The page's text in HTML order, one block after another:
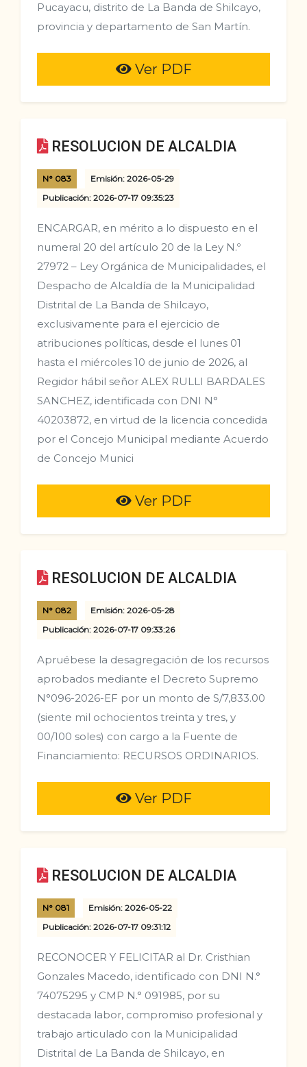
Pucayacu, distrito de La Banda de Shilcayo,
provincia y departamento de San Martín.
Ver PDF
RESOLUCION DE ALCALDIA
N° 083
Emisión: 2026-05-29
Publicación: 2026-07-17 09:35:23
ENCARGAR, en mérito a lo dispuesto en el
numeral 20 del artículo 20 de la Ley N.º
27972 – Ley Orgánica de Municipalidades, el
Despacho de Alcaldía de la Municipalidad
Distrital de La Banda de Shilcayo,
exclusivamente para el ejercicio de
atribuciones políticas, desde el lunes 01
hasta el miércoles 10 de junio de 2026, al
Regidor hábil señor ALEX RULLI BARDALES
SANCHEZ, identificada con DNI N°
40203872, en virtud de la licencia concedida
por el Concejo Municipal mediante Acuerdo
de Concejo Munici
Ver PDF
RESOLUCION DE ALCALDIA
N° 082
Emisión: 2026-05-28
Publicación: 2026-07-17 09:33:26
Apruébese la desagregación de los recursos
aprobados mediante el Decreto Supremo
N°096-2026-EF por un monto de S/7,833.00
(siente mil ochocientos treinta y tres, y
00/100 soles) con cargo a la Fuente de
Financiamiento: RECURSOS ORDINARIOS.
Ver PDF
RESOLUCION DE ALCALDIA
N° 081
Emisión: 2026-05-22
Publicación: 2026-07-17 09:31:12
RECONOCER Y FELICITAR al Dr. Cristhian
Gonzales Macedo, identificado con DNI N.°
74075295 y CMP N.° 091985, por su
destacada labor, compromiso profesional y
trabajo articulado con la Municipalidad
Distrital de La Banda de Shilcayo, en